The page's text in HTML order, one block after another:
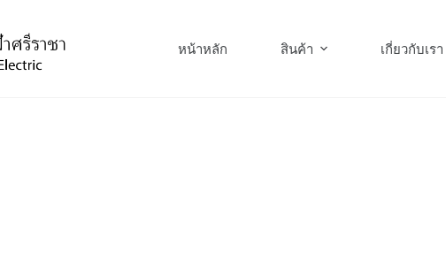
หน้าหลัก สินค้า เกี่ยวกับเรา